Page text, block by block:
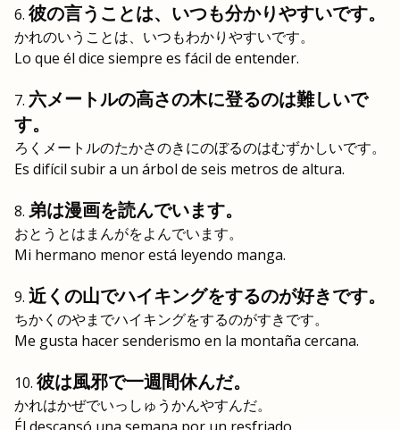
彼の言うことは、いつも分かりやすいです。
かれのいうことは、いつもわかりやすいです。
Lo que él dice siempre es fácil de entender.
六メートルの高さの木に登るのは難しいで
す。
ろくメートルのたかさのきにのぼるのはむずかしいです。
Es difícil subir a un árbol de seis metros de altura.
弟は漫画を読んでいます。
おとうとはまんがをよんでいます。
Mi hermano menor está leyendo manga.
近くの山でハイキングをするのが好きです。
ちかくのやまでハイキングをするのがすきです。
Me gusta hacer senderismo en la montaña cercana.
彼は風邪で一週間休んだ。
かれはかぜでいっしゅうかんやすんだ。